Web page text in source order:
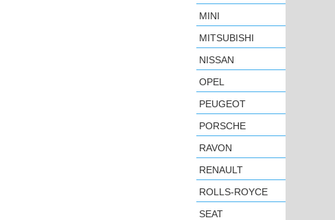
MINI
MITSUBISHI
NISSAN
OPEL
PEUGEOT
PORSCHE
RAVON
RENAULT
ROLLS-ROYCE
SEAT